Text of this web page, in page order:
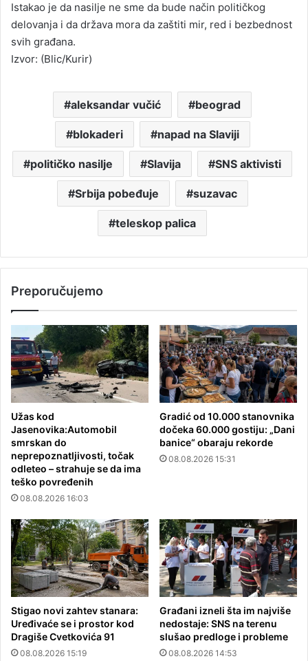
Istakao je da nasilje ne sme da bude način političkog
delovanja i da država mora da zaštiti mir, red i bezbednost
svih građana.
Izvor: (Blic/Kurir)
aleksandar vučić beograd
blokaderi napad na Slaviji
političko nasilje Slavija SNS aktivisti
Srbija pobeđuje suzavac
teleskop palica
Preporučujemo
Užas kod
Jasenovika:Automobil
smrskan do
neprepoznatljivosti, točak
odleteo – strahuje se da ima
teško povređenih
08.08.2026 16:03
Gradić od 10.000 stanovnika
dočeka 60.000 gostiju: „Dani
banice“ obaraju rekorde
08.08.2026 15:31
Stigao novi zahtev stanara:
Uređivaće se i prostor kod
Dragiše Cvetkovića 91
08.08.2026 15:19
Građani izneli šta im najviše
nedostaje: SNS na terenu
slušao predloge i probleme
08.08.2026 14:53